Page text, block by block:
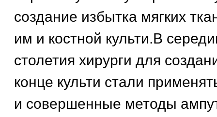
создание избытка мягких
им и костной культи.В
столетия хирурги для
конце культи стали
и совершенные методы